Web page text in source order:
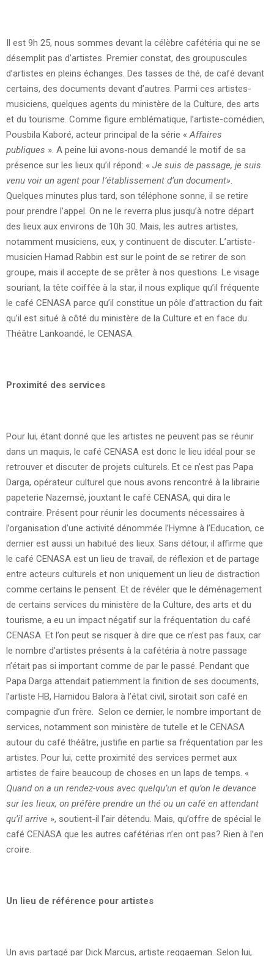
Il est 9h 25, nous sommes devant la célèbre cafétéria qui ne se
désemplit pas d’artistes. Premier constat, des groupuscules
d’artistes en pleins échanges. Des tasses de thé, de café devant
certains, des documents devant d’autres. Parmi ces artistes-
musiciens, quelques agents du ministère de la Culture, des arts
et du tourisme. Comme figure emblématique, l’artiste-comédien,
Pousbila Kaboré, acteur principal de la série «Affaires
publiques ». A peine lui avons-nous demandé le motif de sa
présence sur les lieux qu’il répond: « Je suis de passage, je suis
venu voir un agent pour l’établissement d’un document».
Quelques minutes plus tard, son téléphone sonne, il se retire
pour prendre l’appel. On ne le reverra plus jusqu’à notre départ
des lieux aux environs de 10h 30. Mais, les autres artistes,
notamment musiciens, eux, y continuent de discuter. L’artiste-
musicien Hamad Rabbin est sur le point de se retirer de son
groupe, mais il accepte de se prêter à nos questions. Le visage
souriant, la tête coiffée à la star, il nous explique qu’il fréquente
le café CENASA parce qu’il constitue un pôle d’attraction du fait
qu’il est situé à côté du ministère de la Culture et en face du
Théâtre Lankoandé, le CENASA.
Proximité des services
Pour lui, étant donné que les artistes ne peuvent pas se réunir
dans un maquis, le café CENASA est donc le lieu idéal pour se
retrouver et discuter de projets culturels. Et ce n’est pas Papa
Darga, opérateur culturel que nous avons rencontré à la librairie
papeterie Nazemsé, jouxtant le café CENASA, qui dira le
contraire. Présent pour réunir les documents nécessaires à
l’organisation d’une activité dénommée l’Hymne à l’Education, ce
dernier est aussi un habitué des lieux. Sans détour, il affirme que
le café CENASA est un lieu de travail, de réflexion et de partage
entre acteurs culturels et non uniquement un lieu de distraction
comme certains le pensent. Et de révéler que le déménagement
de certains services du ministère de la Culture, des arts et du
tourisme, a eu un impact négatif sur la fréquentation du café
CENASA. Et l’on peut se risquer à dire que ce n’est pas faux, car
le nombre d’artistes présents à la cafétéria à notre passage
n’était pas si important comme de par le passé. Pendant que
Papa Darga attendait patiemment la finition de ses documents,
l’artiste HB, Hamidou Balora à l’état civil, sirotait son café en
compagnie d’un frère. Selon ce dernier, le nombre important de
services, notamment son ministère de tutelle et le CENASA
autour du café théâtre, justifie en partie sa fréquentation par les
artistes. Pour lui, cette proximité des services permet aux
artistes de faire beaucoup de choses en un laps de temps. «
Quand on a un rendez-vous avec quelqu’un et qu’on le devance
sur les lieux, on préfère prendre un thé ou un café en attendant
qu’il arrive », soutient-il l’air détendu. Mais, qu’offre de spécial le
café CENASA que les autres cafétérias n’en ont pas? Rien à l’en
croire.
Un lieu de référence pour artistes
Un avis partagé par Dick Marcus, artiste reggaeman. Selon lui,